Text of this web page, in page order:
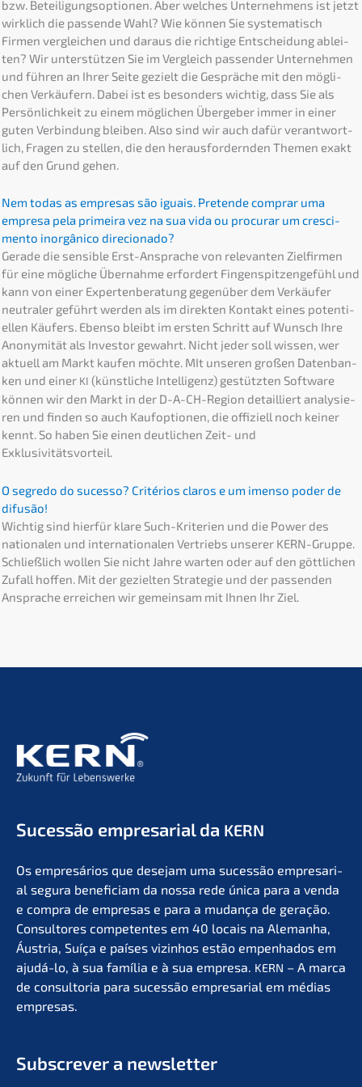
bzw. Betei­li­gungs­op­tio­nen. Aber welches Unter­neh­mens ist jetzt
wirklich die passen­de Wahl? Wie können Sie syste­ma­tisch
Firmen verglei­chen und daraus die richti­ge Entschei­dung ablei­
ten? Wir unter­stüt­zen Sie im Vergleich passen­der Unter­neh­men
und führen an Ihrer Seite gezielt die Gesprä­che mit den mögli­
chen Verkäu­fern. Dabei ist es beson­ders wichtig, dass Sie als
Persön­lich­keit zu einem mögli­chen Überge­ber immer in einer
guten Verbin­dung bleiben. Also sind wir auch dafür verant­wort­
lich, Fragen zu stellen, die den heraus­for­dern­den Themen exakt
auf den Grund gehen.
Nem todas as empre­sas são iguais. Preten­de comprar uma
empre­sa pela primei­ra vez na sua vida ou procurar um cresci­
men­to inorgâ­ni­co direcionado?
Gerade die sensi­ble Erst-Anspra­che von relevan­ten Zielfir­men
für eine mögli­che Übernah­me erfor­dert Fingen­spit­zen­ge­fühl und
kann von einer Exper­ten­be­ra­tung gegen­über dem Verkäu­fer
neutra­ler geführt werden als im direk­ten Kontakt eines poten­ti­
el­len Käufers. Ebenso bleibt im ersten Schritt auf Wunsch Ihre
Anony­mi­tät als Inves­tor gewahrt. Nicht jeder soll wissen, wer
aktuell am Markt kaufen möchte. MIt unseren großen Daten­ban­
ken und einer KI (künst­li­che Intel­li­genz) gestütz­ten Software
können wir den Markt in der D-A-CH-Region detail­liert analy­sie­
ren und finden so auch Kaufop­tio­nen, die offizi­ell noch keiner
kennt. So haben Sie einen deutli­chen Zeit- und
Exklusivitätsvorteil.
O segre­do do suces­so? Crité­ri­os claros e um imenso poder de
difusão!
Wichtig sind hierfür klare Such-Krite­ri­en und die Power des
natio­na­len und inter­na­tio­na­len Vertriebs unserer KERN-Gruppe.
Schließ­lich wollen Sie nicht Jahre warten oder auf den göttli­chen
Zufall hoffen. Mit der geziel­ten Strate­gie und der passen­den
Anspra­che errei­chen wir gemein­sam mit Ihnen Ihr Ziel.
Suces­são empre­sa­ri­al da KERN
Os empresá­ri­os que desejam uma suces­são empre­sa­ri­
al segura benefi­ci­am da nossa rede única para a venda
e compra de empre­sas e para a mudan­ça de geração.
Consul­to­res compe­ten­tes em 40 locais na Aleman­ha,
Áustria, Suíça e países vizin­hos estão empen­ha­dos em
ajudá-lo, à sua família e à sua empre­sa. KERN – A marca
de consult­oria para suces­são empre­sa­ri­al em médias
empresas.
Subscrever a newsletter